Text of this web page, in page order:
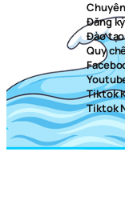
Đăng
Đào
Quy
Tiktok
Tiktok